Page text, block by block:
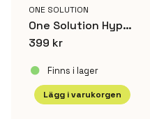
ONE SOLUTION
One Solution HyperFoam 4 L
399 kr
Finns i lager
Lägg i varukorgen